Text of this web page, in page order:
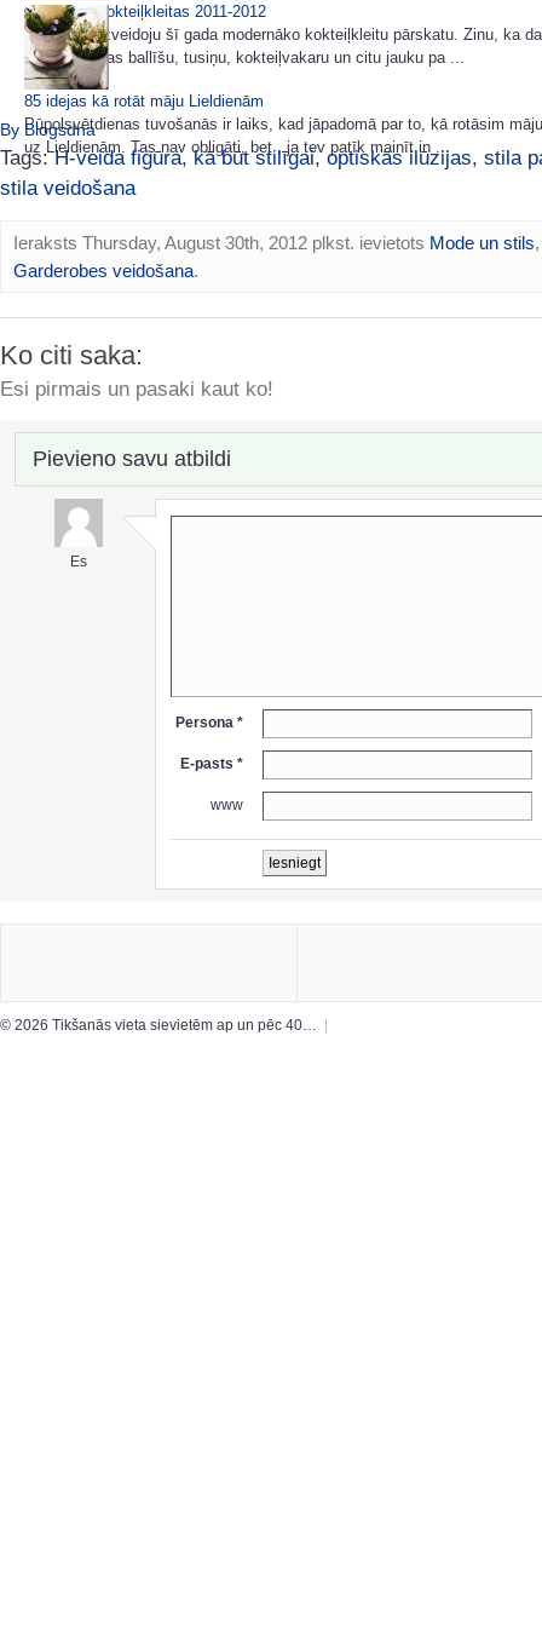
Modernas kokteiļkleitas 2011-2012
Šodien es izveidoju šī gada modernāko kokteiļkleitu pārskatu. Zinu, ka
mums tuvojas ballīšu, tusiņu, kokteiļvakaru un citu jauku pa ...
85 idejas kā rotāt māju Lieldienām
Pūpolsvētdienas tuvošanās ir laiks, kad jāpadomā par to, kā rotāsim
uz Lieldienām. Tas nav obligāti, bet , ja tev patīk mainīt in ...
By Blogsdna
Tags:H-veida figūra,kā būt stilīgai,optiskās ilūzijas, stila
stila veidošana
Ieraksts Thursday, August 30th, 2012 plkst. ievietots Mode un stils,
Garderobes veidošana.
Ko citi saka:
Esi pirmais un pasaki kaut ko!
Pievieno savu atbildi
Es
Persona *
E-pasts *
www
© 2026 Tikšanās vieta sievietēm ap un pēc 40…